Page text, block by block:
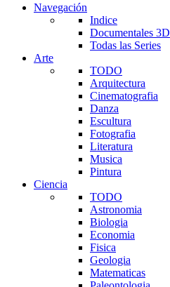
Navegación
Indice
Documentales 3D
Todas las Series
Arte
TODO
Arquitectura
Cinematografia
Danza
Escultura
Fotografia
Literatura
Musica
Pintura
Ciencia
TODO
Astronomia
Biologia
Economia
Fisica
Geologia
Matematicas